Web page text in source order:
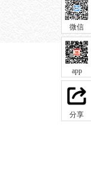
微信
app
分享